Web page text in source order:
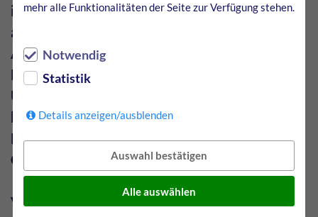
importiert. Das Reich der Mitte versorgt
aktuell primär den eigenen Markt. Welche
Auswirkungen das auf den Rohstoffbestand in
Europa hat und worauf es für verarbeitende
Unternehmen und Großhändler jetzt
besonders ankommt, weiß Manuel Mittelstädt,
Leitung Geschäftsbereich Aluminium bei
Günther + Schramm.
Veröffentlicht: Dezember 2021
mehr alle Funktionalitäten der Seite zur Verfügung stehen.
Notwendig
Statistik
Details anzeigen/ausblenden
Auswahl bestätigen
Alle auswählen